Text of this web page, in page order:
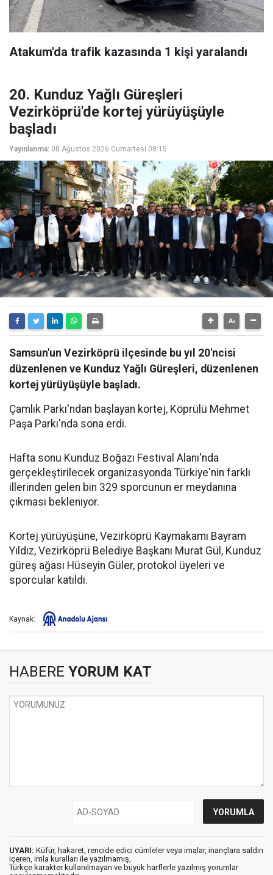
Atakum'da trafik kazasında 1 kişi yaralandı
20. Kunduz Yağlı Güreşleri
Vezirköprü'de kortej yürüyüşüyle
başladı
Yayınlanma: 08 Ağustos 2026 Cumartesi 08:15
Samsun'un Vezirköprü ilçesinde bu yıl 20'ncisi
düzenlenen ve Kunduz Yağlı Güreşleri, düzenlenen
kortej yürüyüşüyle başladı.
Çamlık Parkı'ndan başlayan kortej, Köprülü Mehmet
Paşa Parkı'nda sona erdi.
Hafta sonu Kunduz Boğazı Festival Alanı'nda
gerçekleştirilecek organizasyonda Türkiye'nin farklı
illerinden gelen bin 329 sporcunun er meydanına
çıkması bekleniyor.
Kortej yürüyüşüne, Vezirköprü Kaymakamı Bayram
Yıldız, Vezirköprü Belediye Başkanı Murat Gül, Kunduz
güreş ağası Hüseyin Güler, protokol üyeleri ve
sporcular katıldı.
Kaynak:
HABERE YORUM KAT
UYARI: Küfür, hakaret, rencide edici cümleler veya imalar, inançlara saldırı
içeren, imla kuralları ile yazılmamış,
Türkçe karakter kullanılmayan ve büyük harflerle yazılmış yorumlar